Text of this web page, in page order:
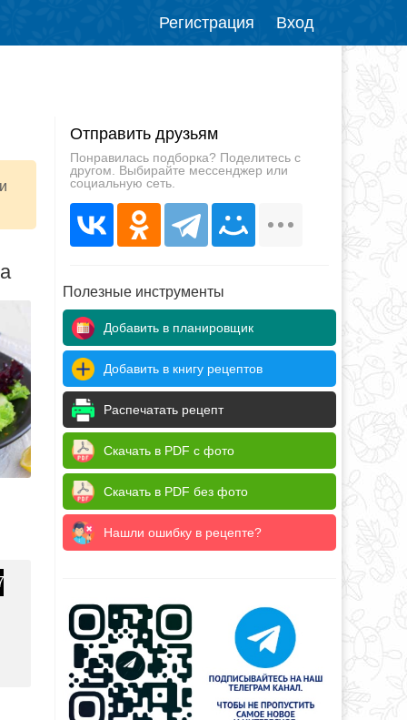
Регистрация Вход
Отправить друзьям
Понравилась подборка? Поделитесь с
другом. Выбирайте мессенджер или
социальную сеть.
Полезные инструменты
Добавить в планировщик
Добавить в книгу рецептов
Распечатать рецепт
Скачать в PDF с фото
Скачать в PDF без фото
Нашли ошибку в рецепте?